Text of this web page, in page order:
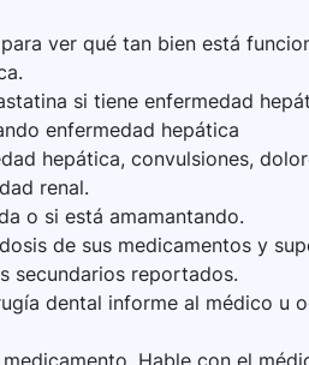
ver qué tan bien está
si tiene enfermedad
enfermedad hepática
hepática, convulsiones,
renal.
o si está amamantando.
de sus medicamentos y
secundarios reportados.
dental informe al médico u